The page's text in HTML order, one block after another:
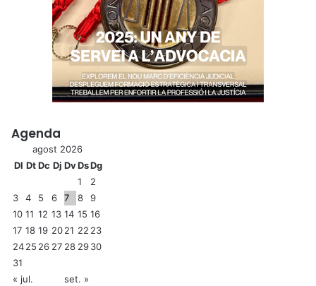
Agenda
agost 2026
Dl DtDc Dj DvDsDg
1
2
3
4 5 6 7 8
9
10 11 12 13 14 15 16
17 18 19 2021 22 23
2425 26 27 28 2930
31
« jul.
set. »